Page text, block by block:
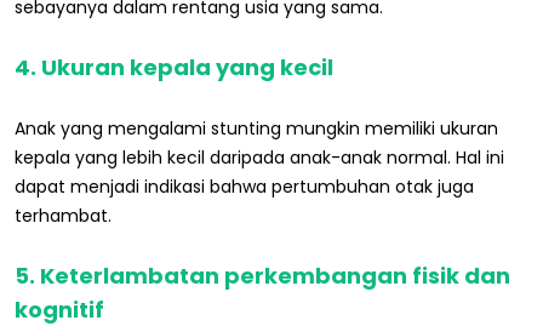
sebayanya dalam rentang usia yang sama.
4. Ukuran kepala yang kecil
Anak yang mengalami stunting mungkin memiliki ukuran
kepala yang lebih kecil daripada anak-anak normal. Hal ini
dapat menjadi indikasi bahwa pertumbuhan otak juga
terhambat.
5. Keterlambatan perkembangan fisik dan
kognitif